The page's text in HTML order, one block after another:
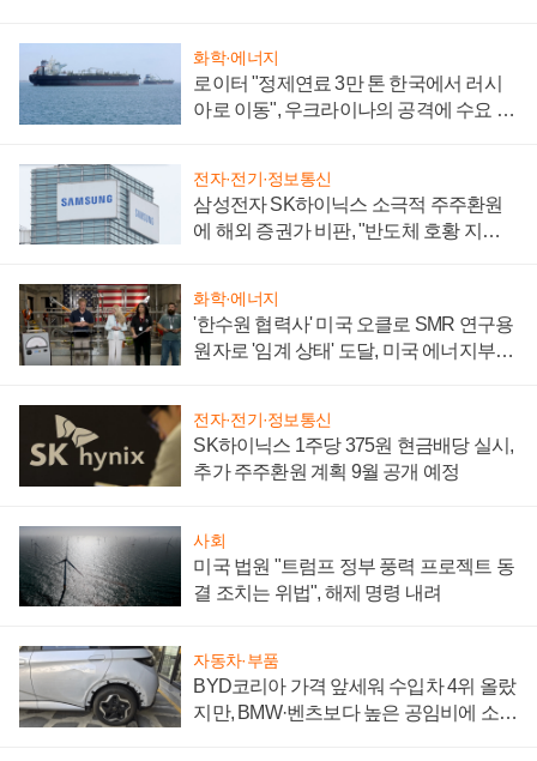
화학·에너지
로이터 "정제연료 3만 톤 한국에서 러시
아로 이동", 우크라이나의 공격에 수요 늘
전자·전기·정보통신
삼성전자 SK하이닉스 소극적 주주환원
에 해외 증권가 비판, "반도체 호황 지속
화학·에너지
'한수원 협력사' 미국 오클로 SMR 연구용
원자로 '임계 상태' 도달, 미국 에너지부
전자·전기·정보통신
SK하이닉스 1주당 375원 현금배당 실시,
추가 주주환원 계획 9월 공개 예정
사회
미국 법원 "트럼프 정부 풍력 프로젝트 동
결 조치는 위법", 해제 명령 내려
자동차·부품
BYD코리아 가격 앞세워 수입차 4위 올랐
지만, BMW·벤츠보다 높은 공임비에 소비